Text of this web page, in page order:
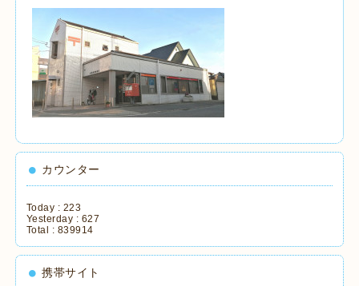
カウンター
Today : 223
Yesterday : 627
Total : 839914
携帯サイト